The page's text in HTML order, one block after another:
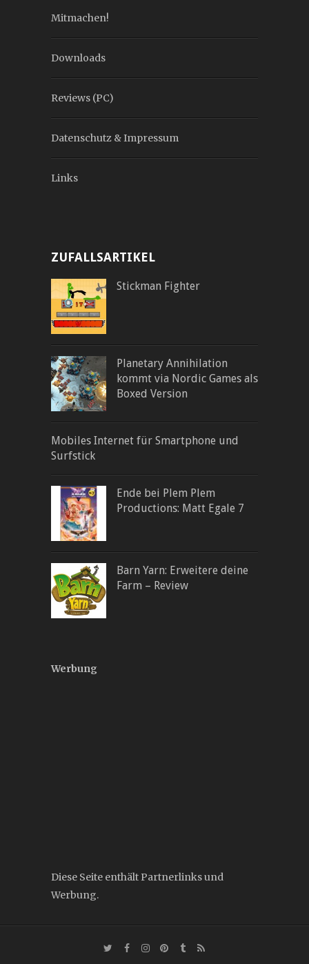
Mitmachen!
Downloads
Reviews (PC)
Datenschutz & Impressum
Links
ZUFALLSARTIKEL
Stickman Fighter
Planetary Annihilation
kommt via Nordic Games als
Boxed Version
Mobiles Internet für Smartphone und
Surfstick
Ende bei Plem Plem
Productions: Matt Egale 7
Barn Yarn: Erweitere deine
Farm – Review
Werbung
Diese Seite enthält Partnerlinks und
Werbung.